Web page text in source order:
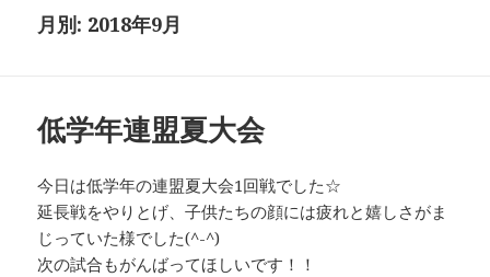
月別: 2018年9月
低学年連盟夏大会
今日は低学年の連盟夏大会1回戦でした☆
延長戦をやりとげ、子供たちの顔には疲れと嬉しさがま
じっていた様でした(^-^)
次の試合もがんばってほしいです！！